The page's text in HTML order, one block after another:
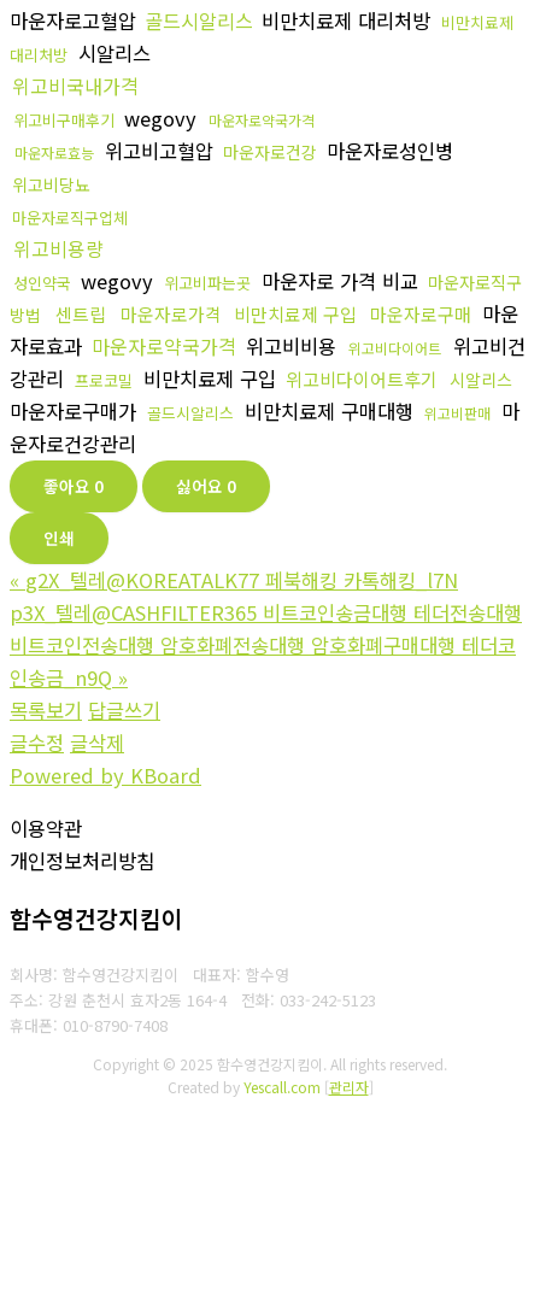
마운자로고혈압 골드시알리스 비만치료제 대리처방 비만치료제
대리처방 시알리스
위고비국내가격
위고비구매후기 wegovy
마운자로약국가격
마운자로효능 위고비고혈압 마운자로건강 마운자로성인병
위고비당뇨
마운자로직구업체
위고비용량
성인약국 wegovy 위고비파는곳 마운자로 가격 비교 마운자로직구
방법
센트립 마운자로가격 비만치료제 구입 마운자로구매 마운
자로효과 마운자로약국가격 위고비비용 위고비다이어트
위고비건
강관리 프로코밀 비만치료제 구입 위고비다이어트후기 시알리스
마운자로구매가 골드시알리스 비만치료제 구매대행 위고비판매 마
운자로건강관리
좋아요 0 싫어요 0
인쇄
« g2X_텔레@KOREATALK77 페북해킹 카톡해킹_l7N
p3X_텔레@CASHFILTER365 비트코인송금대행 테더전송대행
비트코인전송대행 암호화폐전송대행 암호화폐구매대행 테더코
인송금_n9Q »
목록보기 답글쓰기
글수정 글삭제
Powered by KBoard
이용약관
개인정보처리방침
함수영건강지킴이
회사명: 함수영건강지킴이 대표자: 함수영
주소: 강원 춘천시 효자2동 164-4 전화: 033-242-5123
휴대폰: 010-8790-7408
Copyright © 2025 함수영건강지킴이. All rights reserved.
Created byYescall.com [관리자]